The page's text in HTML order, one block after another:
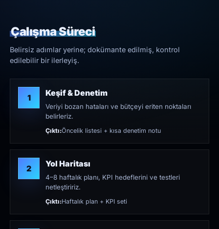
Çalışma Süreci
Belirsiz adımlar yerine; dokümante edilmiş, kontrol
edilebilir bir ilerleyiş.
1 Keşif & Denetim
Veriyi bozan hataları ve bütçeyi eriten noktaları
belirleriz.
Çıktı:Öncelik listesi + kısa denetim notu
2 Yol Haritası
4–8 haftalık planı, KPI hedeflerini ve testleri
netleştiririz.
Çıktı:Haftalık plan + KPI seti